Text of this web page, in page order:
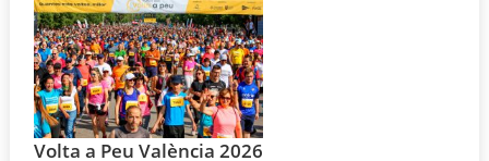
Volta a Peu València 2026